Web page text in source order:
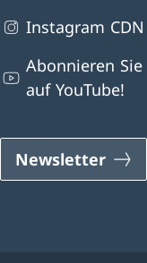
Instagram CDN
Abonnieren Sie
auf YouTube!
Newsletter